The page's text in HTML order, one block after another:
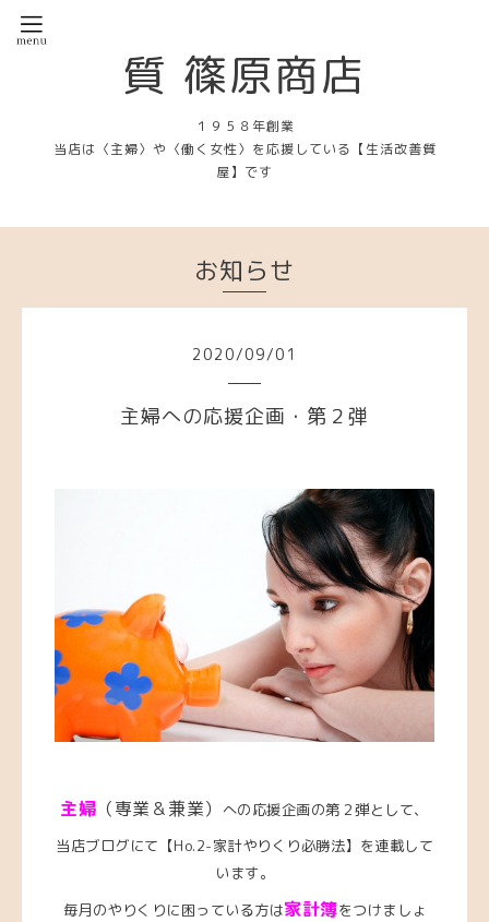
質 篠原商店
１９５８年創業
当店は〈主婦〉や〈働く女性〉を応援している【生活改善質
屋】です
お知らせ
2020/09/01
主婦への応援企画・第２弾
主婦 （専業＆兼業）
への応援企画の第２弾として、
当店ブログにて【Ho.2-家計やりくり必勝法】を連載して
います。
毎月のやりくりに困っている方は家計簿をつけましょ